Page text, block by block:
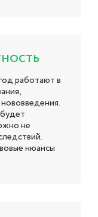
работают в
не
нюансы